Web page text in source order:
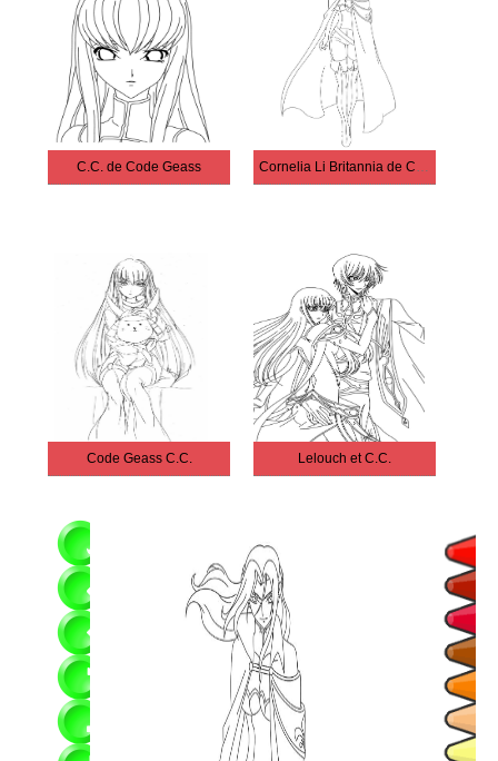
C.C. de Code Geass Cornelia Li Britannia de Code Geass
Code Geass C.C. Lelouch et C.C.